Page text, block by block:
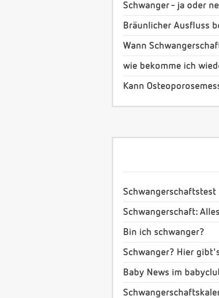
Schwanger - ja oder
Bräunlicher Ausfluss
Wann
wie bekomme ich
Kann
Schwangerschaftstest
Schwangerschaft:
Bin ich schwanger?
Schwanger? Hier
Baby News im